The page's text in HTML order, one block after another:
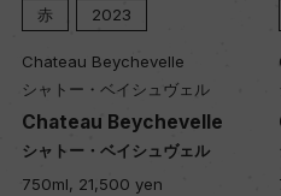
赤 2023
Chateau Beychevelle
シャトー・ベイシュヴェル
Chateau Beychevelle
シャトー・ベイシュヴェル
750ml, 21,500 yen